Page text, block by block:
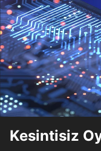
Kesintisiz